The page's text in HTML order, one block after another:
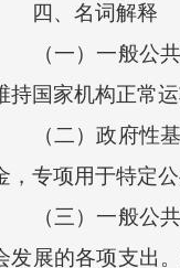
四、名词解释
（一）一般公共
持国家机构正常
（二）政府性基
，专项用于特定
（三）一般公共
发展的各项支出